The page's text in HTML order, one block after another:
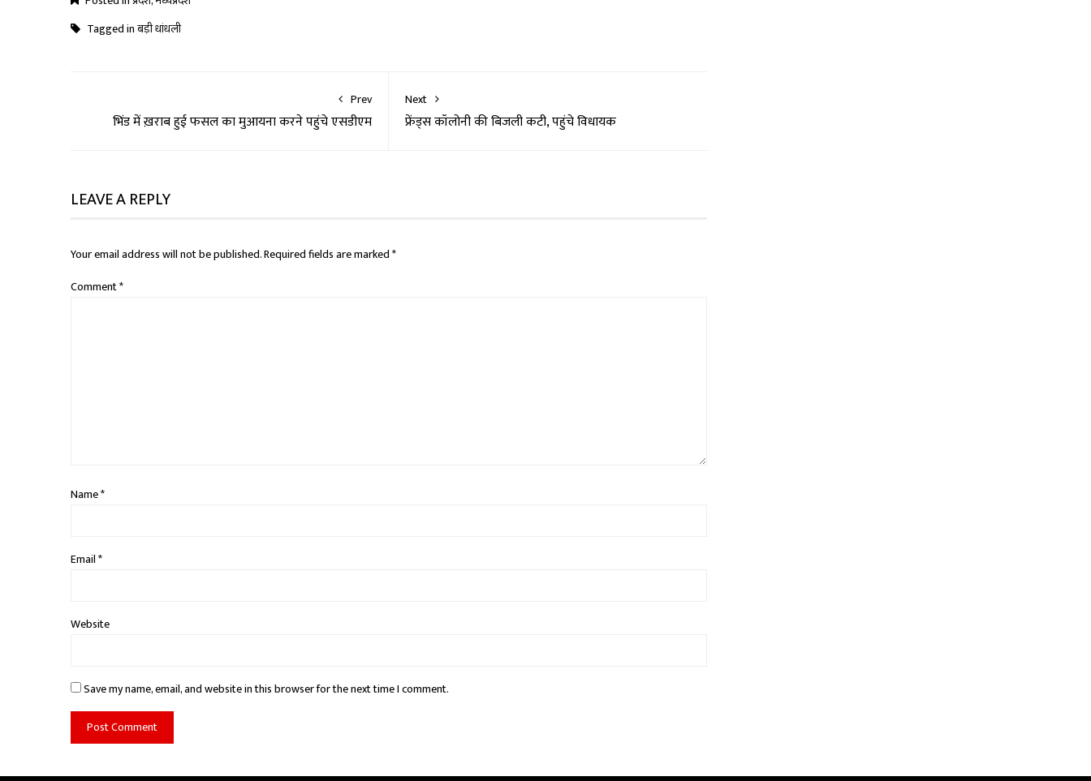
Tagged inबड़ी धांधली
Prev
भिंड में ख़राब हुई फसल का मुआयना करने पहुंचे एसडीएम
Next
फ्रेंड्स कॉलोनी की बिजली कटी, पहुंचे विधायक
LEAVE A REPLY
Your email address will not be published.Required fields are marked*
Comment*
Name*
Email*
Website
Save my name, email, and website in this browser for the next time I comment.